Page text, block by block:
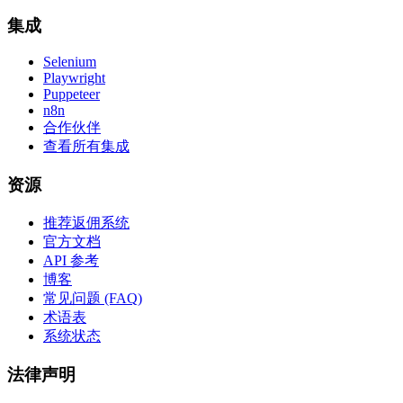
集成
Selenium
Playwright
Puppeteer
n8n
合作伙伴
查看所有集成
资源
推荐返佣系统
官方文档
API 参考
博客
常见问题 (FAQ)
术语表
系统状态
法律声明